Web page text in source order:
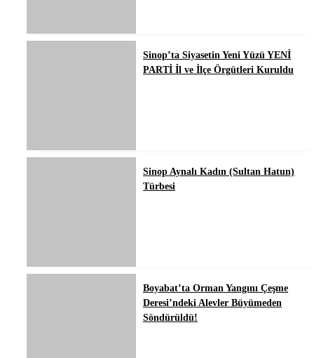
Sinop’ta Siyasetin Yeni Yüzü YENİ
PARTİ İl ve İlçe Örgütleri Kuruldu
Sinop Aynalı Kadın (Sultan Hatun)
Türbesi
Boyabat’ta Orman Yangını Çeşme
Deresi’ndeki Alevler Büyümeden
Söndürüldü!